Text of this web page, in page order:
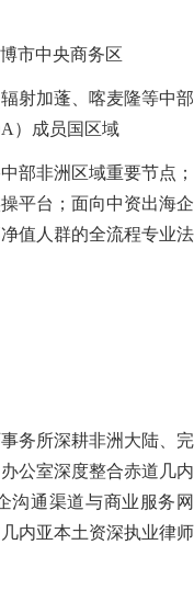
市中央商务区
射加蓬、喀麦隆等中部
）成员国区域
部非洲区域重要节点；
平台；面向中资出海企
值人群的全流程专业法
务所深耕非洲大陆、完
公室深度整合赤道几内
沟通渠道与商业服务网
内亚本土资深执业律师